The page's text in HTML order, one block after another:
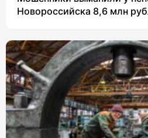
Новороссийска 8,6 млн